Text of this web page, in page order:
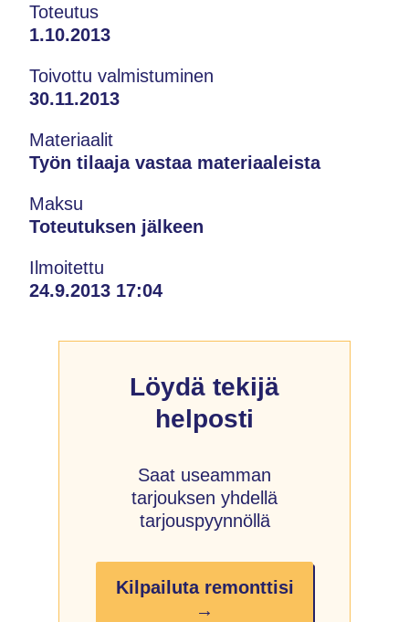
Toteutus
1.10.2013
Toivottu valmistuminen
30.11.2013
Materiaalit
Työn tilaaja vastaa materiaaleista
Maksu
Toteutuksen jälkeen
Ilmoitettu
24.9.2013 17:04
Löydä tekijä
helposti
Saat useamman
tarjouksen yhdellä
tarjouspyynnöllä
Kilpailuta remonttisi
→